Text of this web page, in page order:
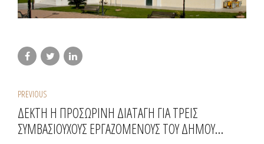
PREVIOUS
ΔΕΚΤΗ Η ΠΡΟΣΩΡΙΝΗ ΔΙΑΤΑΓΗ ΓΙΑ ΤΡΕΙΣ
ΣΥΜΒΑΣΙΟΥΧΟΥΣ ΕΡΓΑΖΟΜΕΝΟΥΣ ΤΟΥ ΔΗΜΟΥ